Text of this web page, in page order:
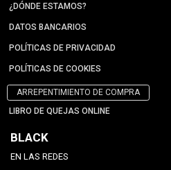
¿DÓNDE ESTAMOS?
DATOS BANCARIOS
POLÍTICAS DE PRIVACIDAD
POLÍTICAS DE COOKIES
ARREPENTIMIENTO DE COMPRA
LIBRO DE QUEJAS ONLINE
BLACK
EN LAS REDES